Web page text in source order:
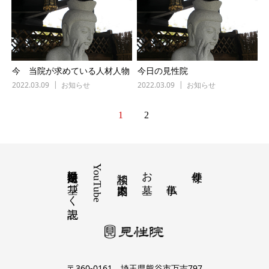
今 当院が求めている人材人物
2022.03.09 お知らせ
今日の見性院
2022.03.09 お知らせ
1 2
寺便り
お墓
YouTube
特定商取引法に基づく表記